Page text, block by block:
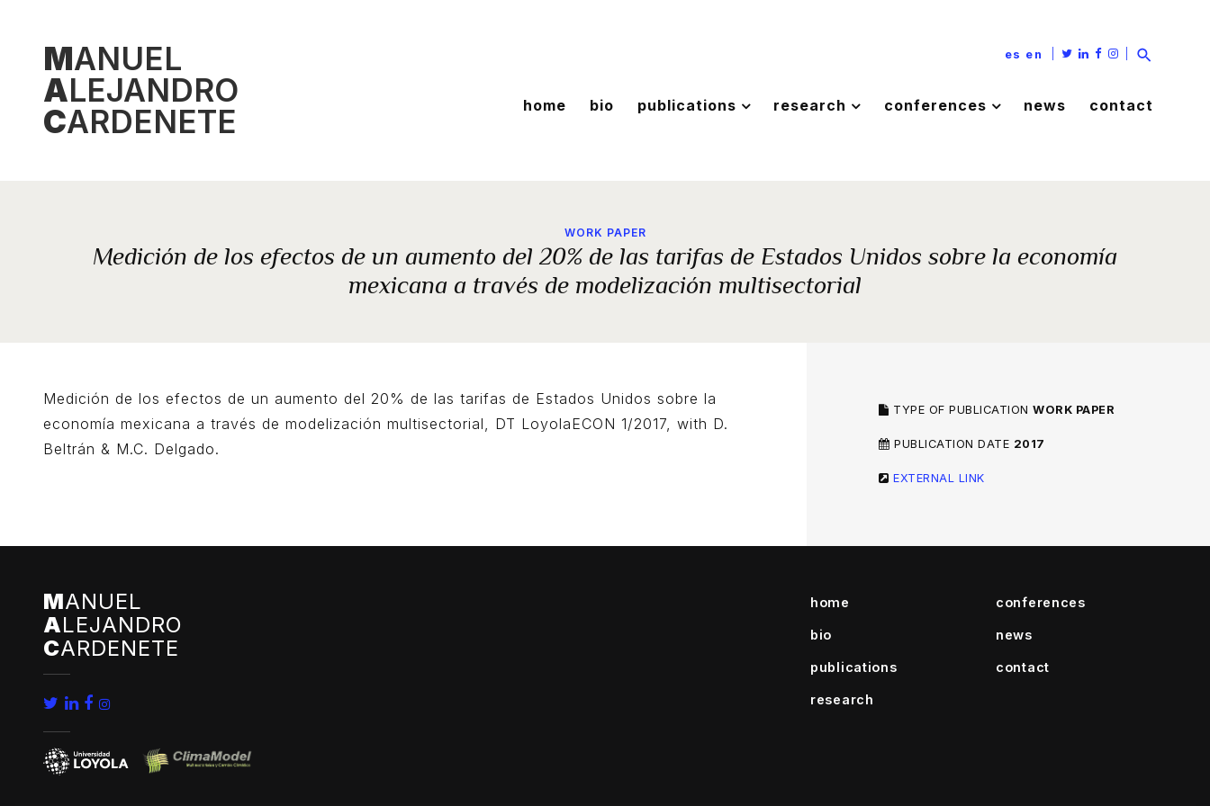
contentMANUEL
ALEJANDRO
CARDENETE
es en
home bio publications research conferences news contact
WORK PAPER
Medición de los efectos de un aumento del 20% de las tarifas de Estados Unidos sobre la economía
mexicana a través de modelización multisectorial
Medición de los efectos de un aumento del 20% de las tarifas de Estados Unidos sobre la
economía mexicana a través de modelización multisectorial, DT LoyolaECON 1/2017, with D.
Beltrán & M.C. Delgado.
TYPE OF PUBLICATION WORK PAPER
PUBLICATION DATE 2017
EXTERNAL LINK
MANUEL
ALEJANDRO
CARDENETE
home
bio
publications
research
conferences
news
contact